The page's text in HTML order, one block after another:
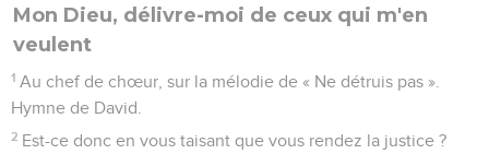
Mon Dieu, délivre-moi de ceux qui m'en
veulent
1 Au chef de chœur, sur la mélodie de « Ne détruis pas ».
Hymne de David.
2 Est-ce donc en vous taisant que vous rendez la justice ?